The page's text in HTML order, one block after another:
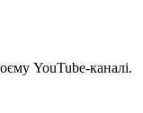
YouTube-каналі.